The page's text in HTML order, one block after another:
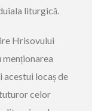
liturgică.
Hrisovului
acestui locaș de
celor